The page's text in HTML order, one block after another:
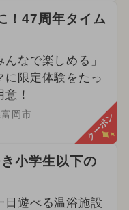
！47周年タイム
んなで楽しめる」
に限定体験をたっ
！
岡市 クーポン
小学生以下の
日遊べる温浴施設